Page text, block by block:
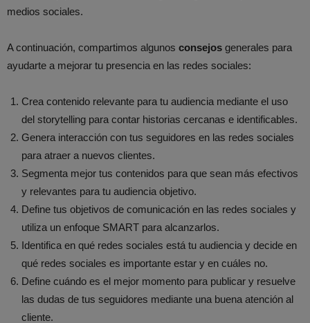
medios sociales.
A continuación, compartimos algunos consejos generales para
ayudarte a mejorar tu presencia en las redes sociales:
Crea contenido relevante para tu audiencia mediante el uso
del storytelling para contar historias cercanas e identificables.
Genera interacción con tus seguidores en las redes sociales
para atraer a nuevos clientes.
Segmenta mejor tus contenidos para que sean más efectivos
y relevantes para tu audiencia objetivo.
Define tus objetivos de comunicación en las redes sociales y
utiliza un enfoque SMART para alcanzarlos.
Identifica en qué redes sociales está tu audiencia y decide en
qué redes sociales es importante estar y en cuáles no.
Define cuándo es el mejor momento para publicar y resuelve
las dudas de tus seguidores mediante una buena atención al
cliente.